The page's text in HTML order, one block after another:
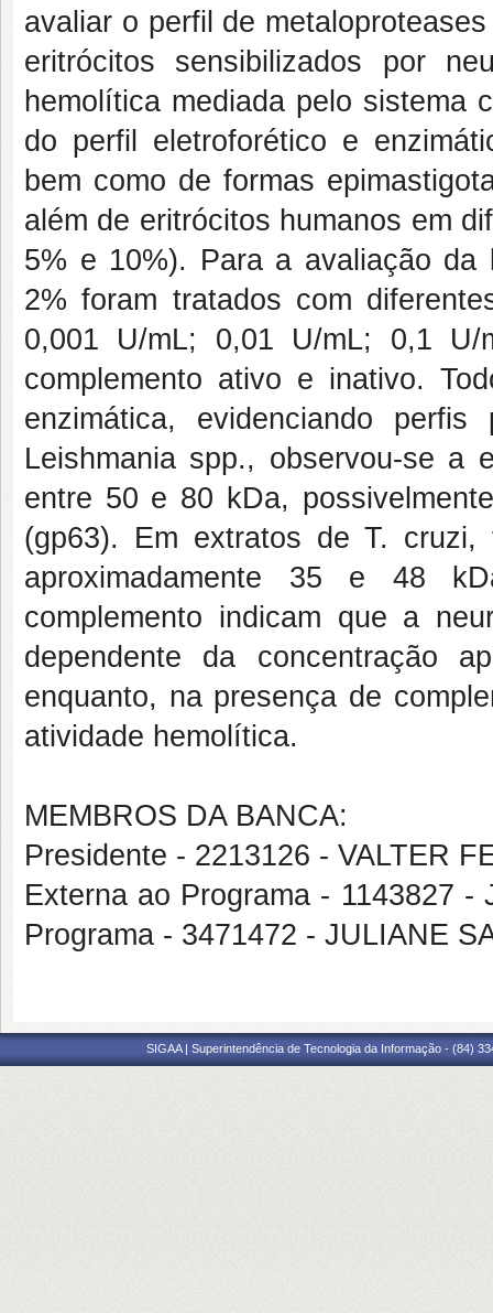
avaliar o perfil de
eritrócitos sensibilizados por
hemolítica mediada pelo sistema
do perfil eletroforético e
bem como de formas
além de eritrócitos humanos em
5% e 10%). Para a avaliação da
2% foram tratados com
0,001 U/mL; 0,01 U/mL; 0,1
complemento ativo e inativo.
enzimática, evidenciando
Leishmania spp., observou-se a
entre 50 e 80 kDa,
(gp63). Em extratos de T.
aproximadamente 35 e 48
complemento indicam que a
dependente da concentração
enquanto, na presença de
atividade hemolítica.
MEMBROS DA BANCA:
Presidente - 2213126 - VALTER
Externa ao Programa - 1143827
Programa - 3471472 - JULIANE
SIGAA | Superintendência de Tecnologia da Informação - (84)